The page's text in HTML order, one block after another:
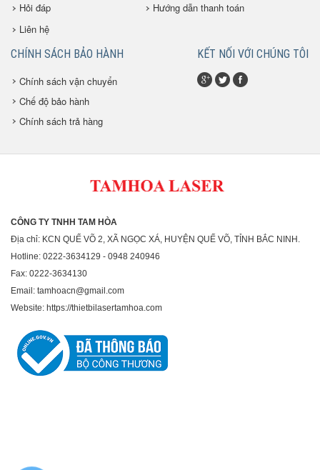
Hỏi đáp
Liên hệ
Hướng dẫn thanh toán
CHÍNH SÁCH BẢO HÀNH
Chính sách vận chuyển
Chế độ bảo hành
Chính sách trả hàng
KẾT NỐI VỚI CHÚNG TÔI
CÔNG TY TNHH TAM HÒA
Địa chỉ: KCN QUẾ VÕ 2, XÃ NGỌC XÁ, HUYỆN QUẾ VÕ, TỈNH BẮC NINH.
Hotline: 0222-3634129 - 0948 240946
Fax: 0222-3634130
Email: tamhoacn@gmail.com
Website: https://thietbilasertamhoa.com